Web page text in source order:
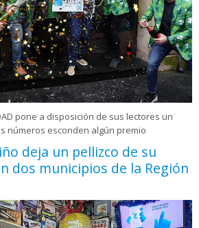
pone a disposición de sus lectores un
números esconden algún premio
deja un pellizco de su
dos municipios de la Región